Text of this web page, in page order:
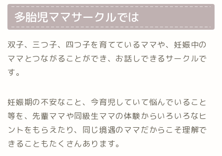
多胎児ママサークルでは
双子、三つ子、四つ子を育てているママや、妊娠中の
ママとつながることができ、お話しできるサークルで
す。
妊娠期の不安なこと、今育児していて悩んでいること
等を、先輩ママや同級生ママの体験からいろいろなヒ
ントをもらえたり、同じ境遇のママだからこそ理解で
きることもたくさんあります。